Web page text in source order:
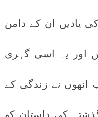
یادیں ان کے دامن
اور یہ اسی گہری
انھوں نے زندگی کے
کی داستان کو